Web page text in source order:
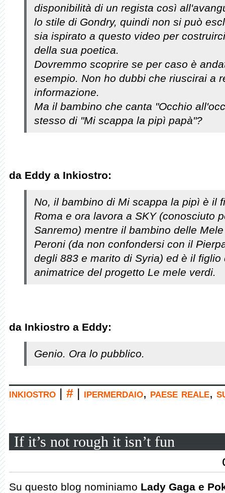
disponibilità di un regista così
lo stile di Gondry, quindi non si può
sia ispirato a questo video per
della sua poetica.
Dovremmo scoprire se per caso è
esempio. Non ho dubbi che riuscirai a
informazione.
Ma il bambino che canta "Occhio
stesso di "Mi scappa la pipì papà"?
da Eddy a Inkiostro:
No, il bambino di Mi scappa la pipì è il
Roma e ora lavora a SKY (conosciuto
Sanremo) mentre il bambino delle
Peroni (da non confondersi con il
degli 883 e marito di Syria) ed è il figlio
animatrice del progetto Le mele verdi.
da Inkiostro a Eddy:
Genio. Ora lo pubblico.
inkiostro # ipermerdaio, paese reale,
If it’s not rough it isn’t fun
Su questo blog nominiamo Lady Gaga e